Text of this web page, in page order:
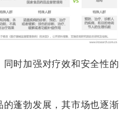
时加强对疗效和安全性的
的蓬勃发展，其市场也逐渐